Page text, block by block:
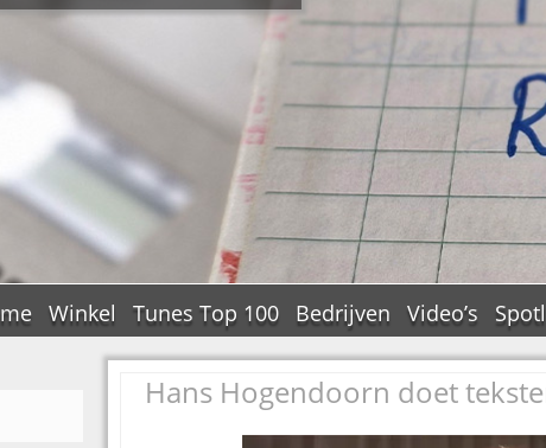
Winkel Tunes Top 100 Bedrijven Video’s
De
tags
Hans Hogendoorn doet